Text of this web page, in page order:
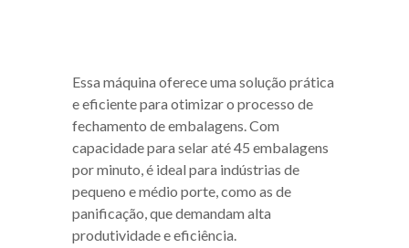
Essa máquina oferece uma solução prática
e eficiente para otimizar o processo de
fechamento de embalagens. Com
capacidade para selar até 45 embalagens
por minuto, é ideal para indústrias de
pequeno e médio porte, como as de
panificação, que demandam alta
produtividade e eficiência.